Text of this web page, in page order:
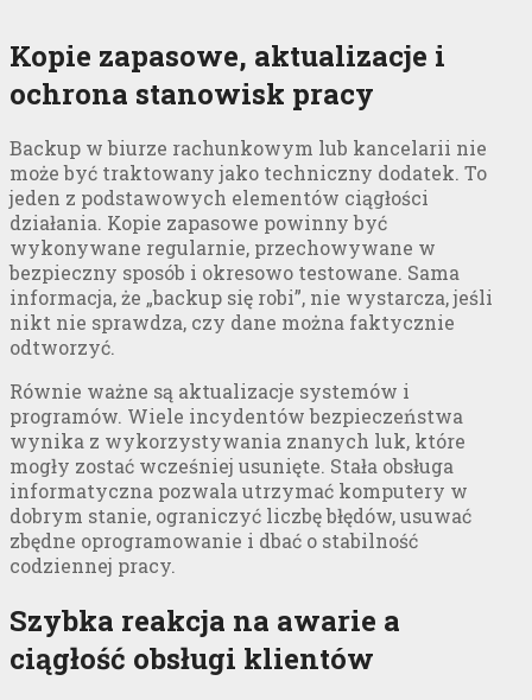
Kopie zapasowe, aktualizacje i
ochrona stanowisk pracy
Backup w biurze rachunkowym lub kancelarii nie
może być traktowany jako techniczny dodatek. To
jeden z podstawowych elementów ciągłości
działania. Kopie zapasowe powinny być
wykonywane regularnie, przechowywane w
bezpieczny sposób i okresowo testowane. Sama
informacja, że „backup się robi”, nie wystarcza, jeśli
nikt nie sprawdza, czy dane można faktycznie
odtworzyć.
Równie ważne są aktualizacje systemów i
programów. Wiele incydentów bezpieczeństwa
wynika z wykorzystywania znanych luk, które
mogły zostać wcześniej usunięte. Stała obsługa
informatyczna pozwala utrzymać komputery w
dobrym stanie, ograniczyć liczbę błędów, usuwać
zbędne oprogramowanie i dbać o stabilność
codziennej pracy.
Szybka reakcja na awarie a
ciągłość obsługi klientów